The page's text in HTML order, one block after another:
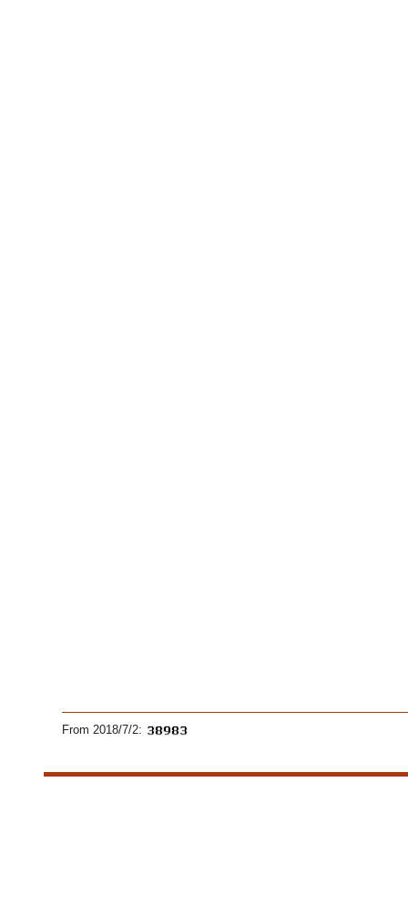
From 2018/7/2: